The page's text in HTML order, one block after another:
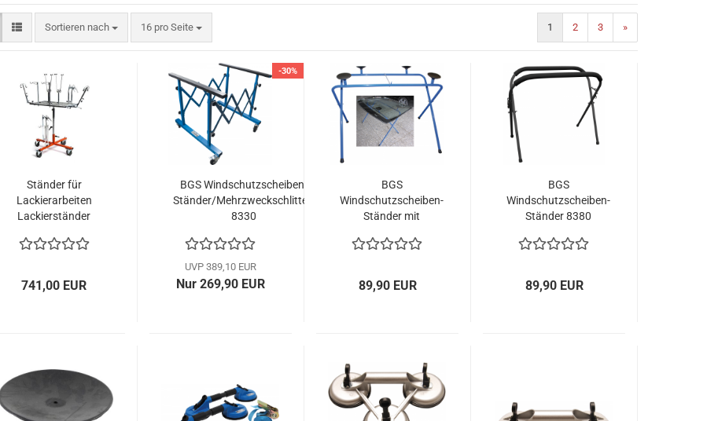
Sortieren nach
Sortieren nach 16 pro Seite
pro Seite 1 2 3 »
Ständer für
Lackierarbeiten
Lackierständer
741,00 EUR
-30%
BGS Windschutzscheiben-
Ständer/Mehrzweckschlitten
8330
UVP 389,10 EUR
Nur 269,90 EUR
BGS
Windschutzscheiben-
Ständer mit
89,90 EUR
BGS
Windschutzscheiben-
Ständer 8380
89,90 EUR